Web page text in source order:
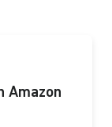
Amazon